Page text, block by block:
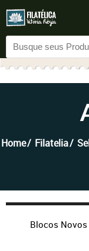
Home Filatelia
Blocos Novos